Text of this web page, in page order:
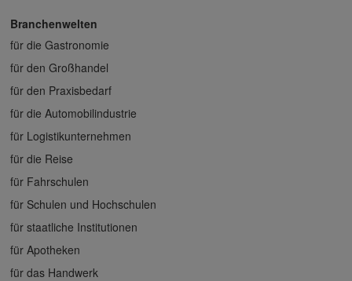
Branchenwelten
für die Gastronomie
für den Großhandel
für den Praxisbedarf
für die Automobilindustrie
für Logistikunternehmen
für die Reise
für Fahrschulen
für Schulen und Hochschulen
für staatliche Institutionen
für Apotheken
für das Handwerk